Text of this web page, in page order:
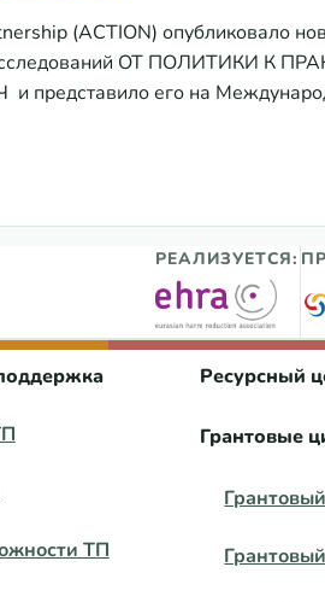
затронутых групп населения
(ACTION) опубликовало
ОТ ПОЛИТИКИ К
и представило его на
К ПРАКТИКЕ: как
РЕАЛИЗУЕТСЯ:
ТП
Ресурсный
Грантовые